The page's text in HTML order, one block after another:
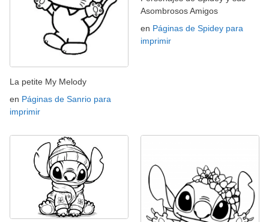
La petite My Melody
en Páginas de Sanrio para
imprimir
Asombrosos Amigos
en Páginas de Spidey para
imprimir